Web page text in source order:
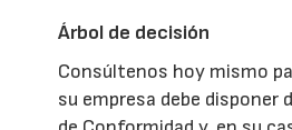
Árbol de decisión
Consúltenos hoy mismo
su empresa debe disponer